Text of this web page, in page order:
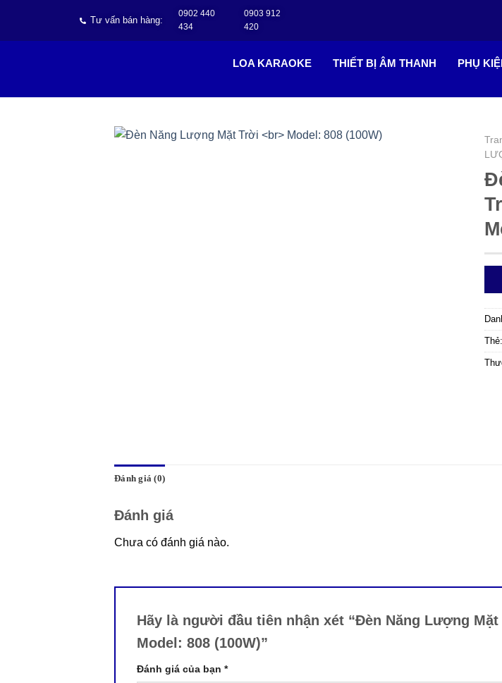
Tư vấn bán hàng:
0902 440
434
0903 912
420
LOA KARAOKE THIẾT BỊ ÂM THANH PHỤ
Thẻ:
Đánh giá (0)
Đánh giá
Chưa có đánh giá nào.
Hãy là người đầu tiên nhận xét “Đèn Năng Lượng
Model: 808 (100W)”
Đánh giá của bạn *